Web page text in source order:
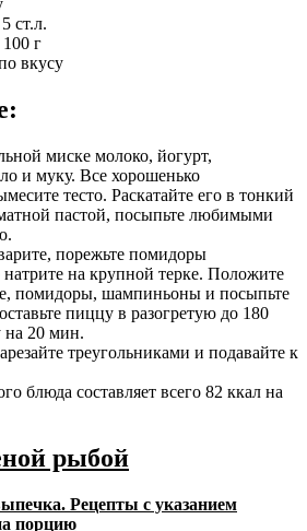
ст.л.
г
вкусу
миске молоко, йогурт,
и муку. Все хорошенько
тесто. Раскатайте его в тонкий
пастой, посыпьте любимыми
порежьте помидоры
на крупной терке. Положите
помидоры, шампиньоны и посыпьте
пиццу в разогретую до 180
на 20 мин.
треугольниками и подавайте к
блюда составляет всего 82 ккал на
рыбой